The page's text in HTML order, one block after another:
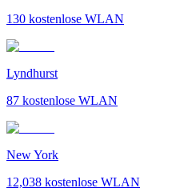
130 kostenlose WLAN
Lyndhurst
87 kostenlose WLAN
New York
12,038 kostenlose WLAN